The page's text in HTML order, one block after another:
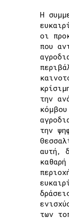
Η
οι
που
την
την
αυτή,
των